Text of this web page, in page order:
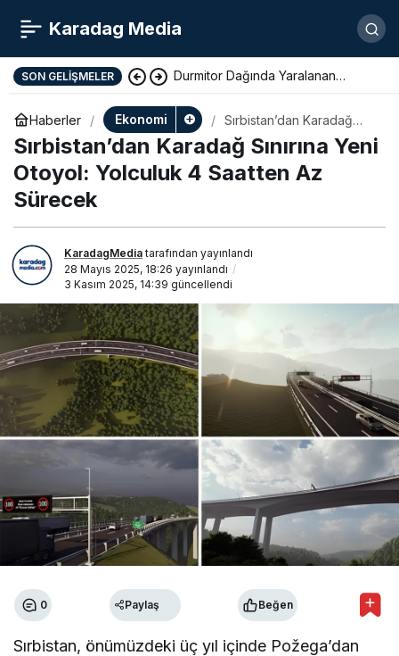
Karadag Media
SON GELIŞMELER Durmitor Dağında Yaralanan
Yunan Turist Başarıyla Kurtarıldı
Haberler Ekonomi
Sırbistan’dan Karadağ
Sınırına Yeni Otoyol:
Yolculuk 4 Saatten Az
Sürecek
Sırbistan’dan Karadağ Sınırına Yeni
Otoyol: Yolculuk 4 Saatten Az
Sürecek
KaradagMediatarafından yayınlandı
28 Mayıs 2025, 18:26 yayınlandı
3 Kasım 2025, 14:39 güncellendi
0 Paylaş Beğen
Sırbistan, önümüzdeki üç yıl içinde Požega’dan